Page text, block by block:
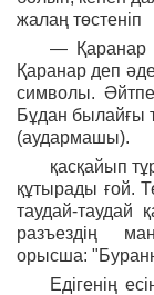
жалаң төстеніп
— Қаранар
Қаранар деп
символы.
Бұдан былайғы
(аудармашы).
қасқайып
құтырады ғой.
таудай-
разъездің
орысша:
Едігенің